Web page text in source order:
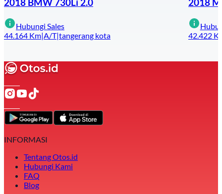
2018 BMW 730Li 2.0
Hubungi Sales
44.164 Km|A/T|tangerang kota
2018
42.422
INFORMASI
Tentang Otos.id
Hubungi Kami
FAQ
Blog